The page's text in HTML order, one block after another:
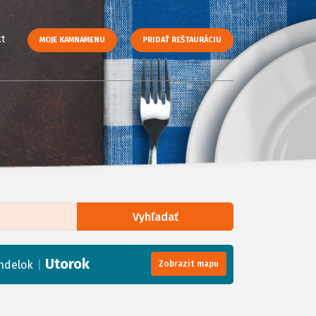
MOJE KAMNAMENU PRIDAŤ REŠTAURÁCIU
Vyhľadať
Utorok Zobrazit mapu